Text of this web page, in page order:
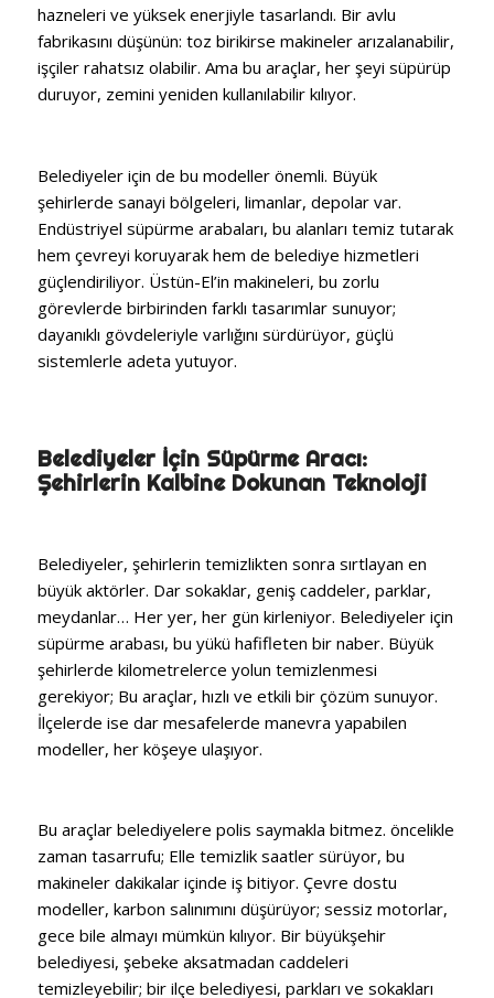
hazneleri ve yüksek enerjiyle tasarlandı. Bir avlu
fabrikasını düşünün: toz birikirse makineler arızalanabilir,
işçiler rahatsız olabilir. Ama bu araçlar, her şeyi süpürüp
duruyor, zemini yeniden kullanılabilir kılıyor.
Belediyeler için de bu modeller önemli. Büyük
şehirlerde sanayi bölgeleri, limanlar, depolar var.
Endüstriyel süpürme arabaları, bu alanları temiz tutarak
hem çevreyi koruyarak hem de belediye hizmetleri
güçlendiriliyor. Üstün-El’in makineleri, bu zorlu
görevlerde birbirinden farklı tasarımlar sunuyor;
dayanıklı gövdeleriyle varlığını sürdürüyor, güçlü
sistemlerle adeta yutuyor.
Belediyeler İçin Süpürme Aracı:
Şehirlerin Kalbine Dokunan Teknoloji
Belediyeler, şehirlerin temizlikten sonra sırtlayan en
büyük aktörler. Dar sokaklar, geniş caddeler, parklar,
meydanlar… Her yer, her gün kirleniyor. Belediyeler için
süpürme arabası, bu yükü hafifleten bir naber. Büyük
şehirlerde kilometrelerce yolun temizlenmesi
gerekiyor; Bu araçlar, hızlı ve etkili bir çözüm sunuyor.
İlçelerde ise dar mesafelerde manevra yapabilen
modeller, her köşeye ulaşıyor.
Bu araçlar belediyelere polis saymakla bitmez. öncelikle
zaman tasarrufu; Elle temizlik saatler sürüyor, bu
makineler dakikalar içinde iş bitiyor. Çevre dostu
modeller, karbon salınımını düşürüyor; sessiz motorlar,
gece bile almayı mümkün kılıyor. Bir büyükşehir
belediyesi, şebeke aksatmadan caddeleri
temizleyebilir; bir ilçe belediyesi, parkları ve sokakları